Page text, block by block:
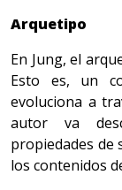
Arquetipo
En Jung, el
Esto es, un
evoluciona a
autor va
propiedades de
los contenidos